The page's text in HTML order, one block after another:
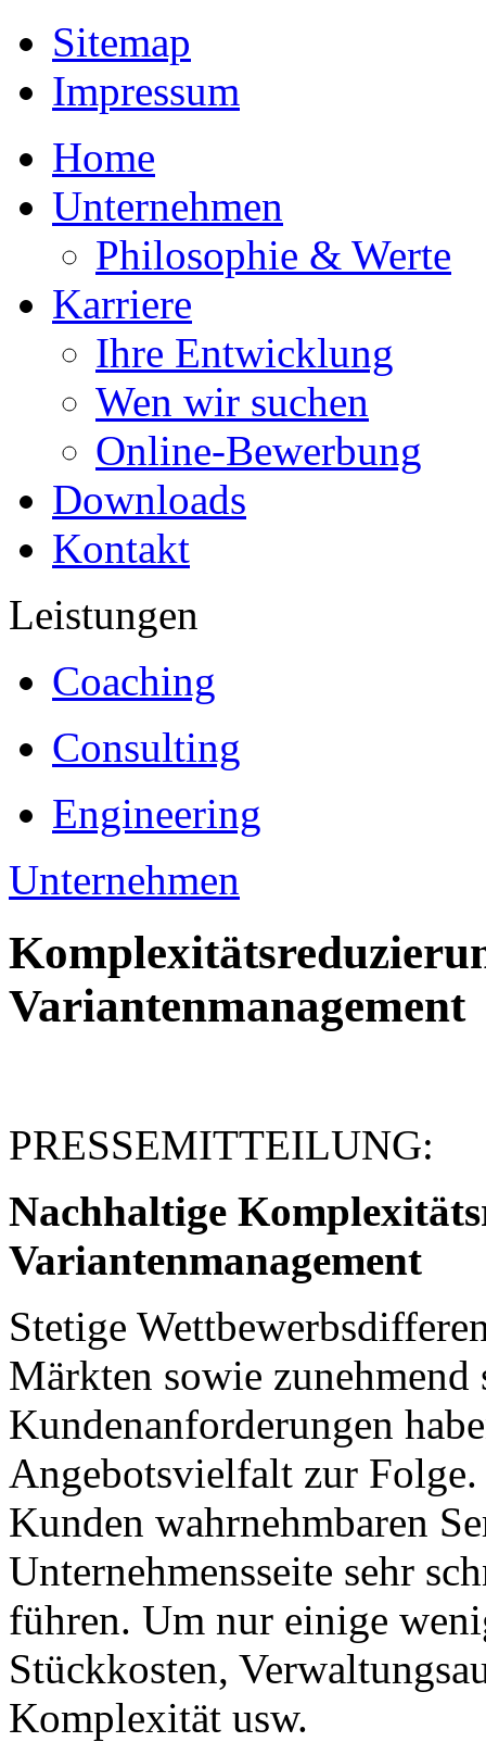
Sitemap
Impressum
Home
Unternehmen
Philosophie & Werte
Karriere
Ihre Entwicklung
Wen wir suchen
Online-Bewerbung
Downloads
Kontakt
Leistungen
Coaching
Consulting
Engineering
Unternehmen
Variantenmanagement
PRESSEMITTEILUNG:
Nachhaltige
Variantenmanagement
Stetige
Märkten sowie zunehmend
Kundenanforderungen
Angebotsvielfalt zur
Kunden wahrnehmbaren
Unternehmensseite sehr
führen. Um nur einige
Stückkosten,
Komplexität usw.